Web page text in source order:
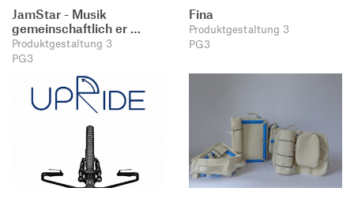
JamStar - Musik
gemeinschaftlich er …
Produktgestaltung 3
PG3
Fina
Produktgestaltung 3
PG3